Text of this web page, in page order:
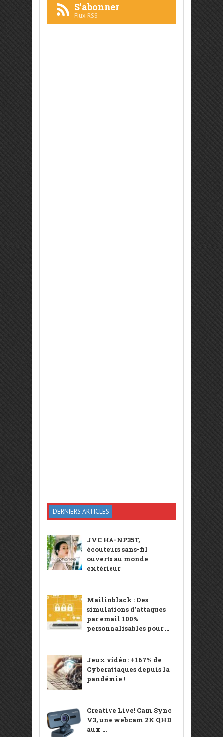
S'abonner
Flux RSS
DERNIERS ARTICLES
JVC HA-NP35T,
écouteurs sans-fil
ouverts au monde
extérieur
Mailinblack : Des
simulations d’attaques
par email 100%
personnalisables pour ...
Jeux vidéo : +167% de
Cyberattaques depuis la
pandémie !
Creative Live! Cam Sync
V3, une webcam 2K QHD
aux ...